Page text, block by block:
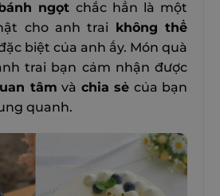
ngọt chắc hẳn là một
cho anh trai không thể
biệt của anh ấy. Món quà
trai bạn cảm nhận được
tâm và chia sẻ của bạn
quanh.